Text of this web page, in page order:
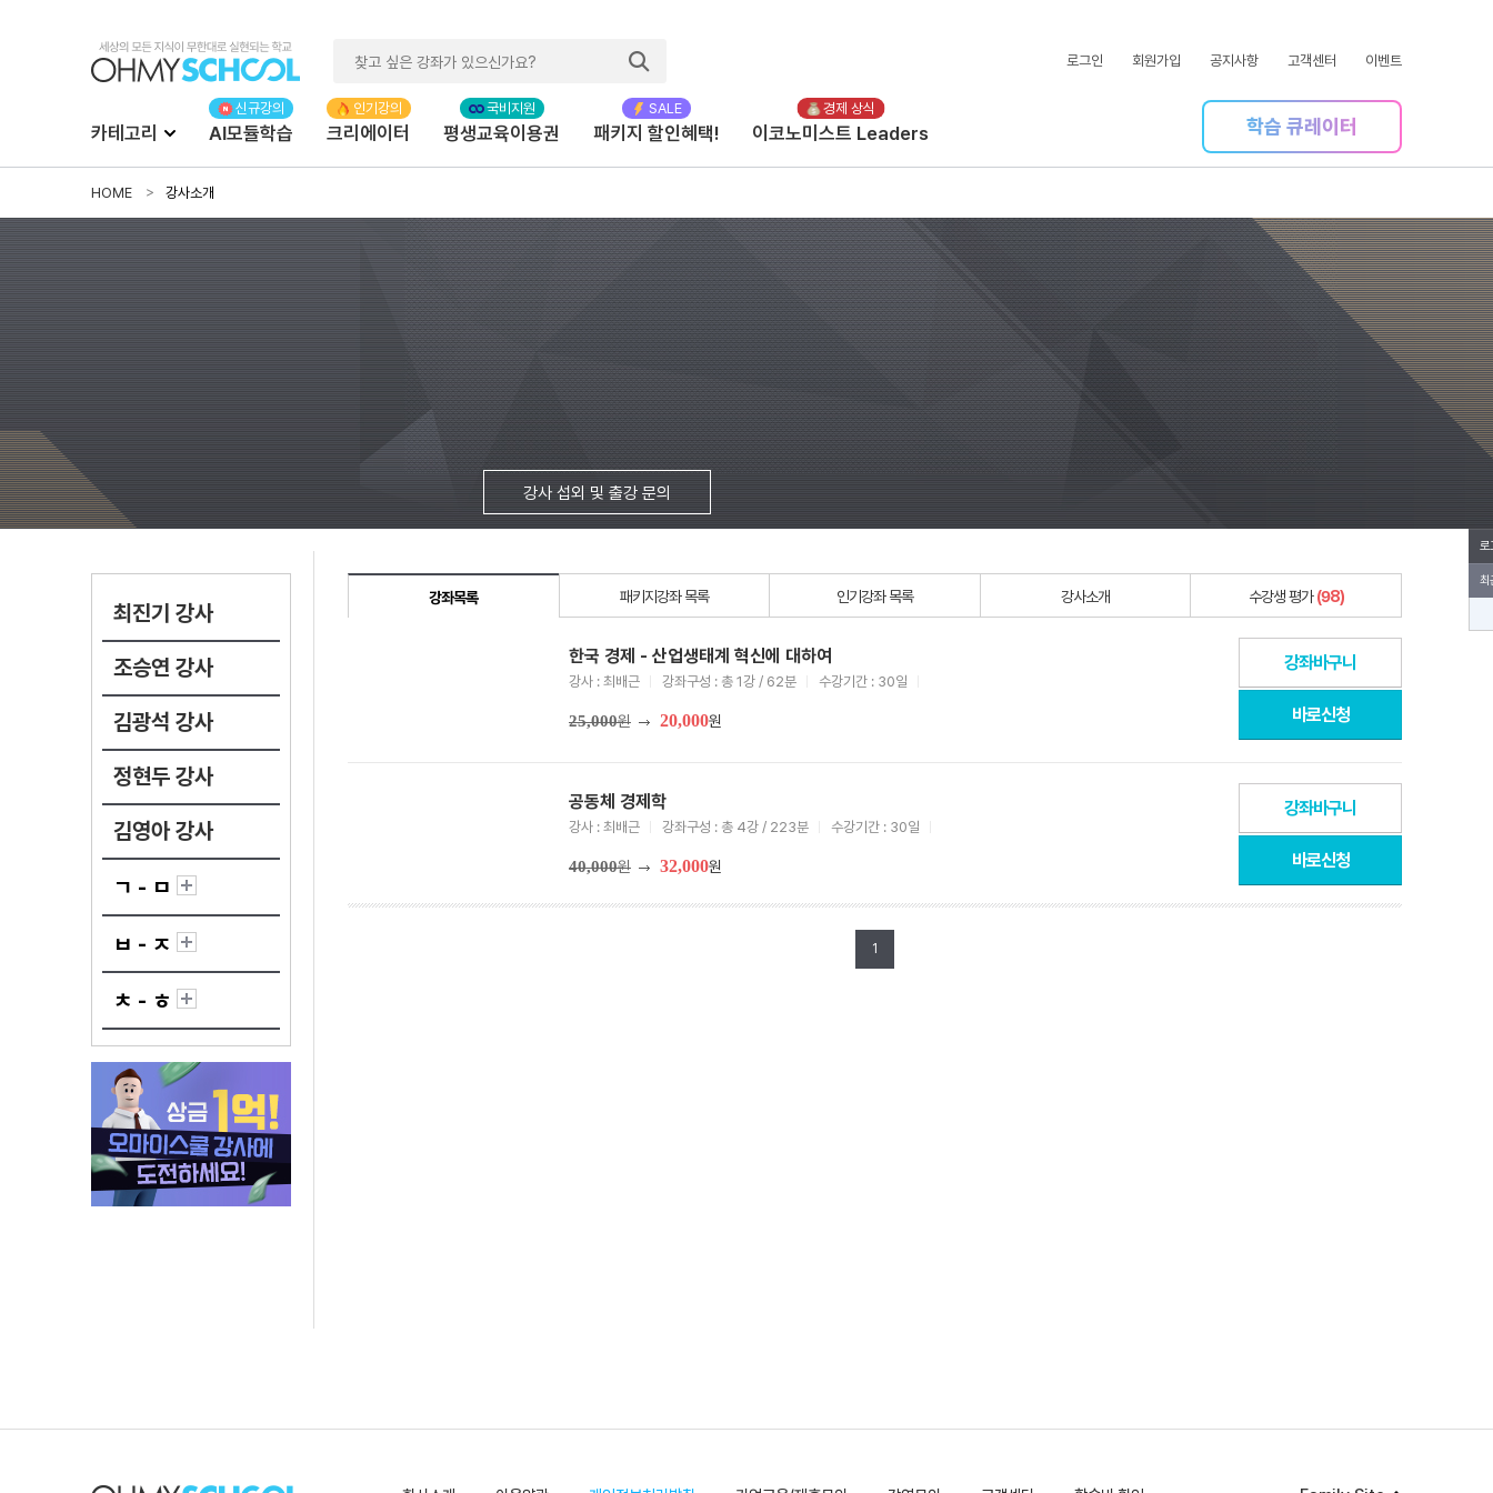
로그인 회원가입 공지사항 고객센터 이벤트
카테고리 AI모듈학습 크리에이터 평생교육이용권 패키지 할인혜택! 이코노미스트 Leaders 학습 큐레이터
HOME 강사소개
강사 섭외 및 출강 문의
최진기 강사
조승연 강사
김광석 강사
정현두 강사
김영아 강사
ㄱ - ㅁ
ㅂ - ㅈ
ㅊ - ㅎ
강좌목록 패키지강좌 목록 인기강좌 목록 강사소개 수강생 평가(98)
한국 경제 - 산업생태계 혁신에 대하여
강사 : 최배근 강좌구성 : 총 1강 / 62분 수강기간 : 30일
25,000원 20,000원
강좌바구니
바로신청
공동체 경제학
강사 : 최배근 강좌구성 : 총 4강 / 223분 수강기간 : 30일
40,000원 32,000원
강좌바구니
바로신청
1
로
최